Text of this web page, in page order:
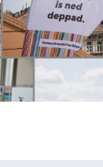
und
Das Büro der
Stadt Wien, die
Wien über alle
darunter 18
RICHTET SICH
sich primär an